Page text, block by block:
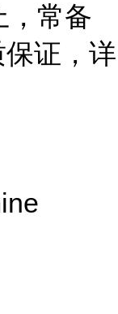
，常备
证， 详